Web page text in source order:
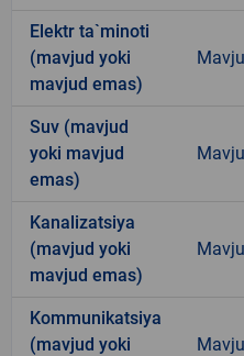
Elektr ta`minoti
(mavjud yoki
mavjud emas)
Suv (mavjud
yoki mavjud
emas)
Kanalizatsiya
(mavjud yoki
mavjud emas)
Kommunikatsiya
(mavjud yoki